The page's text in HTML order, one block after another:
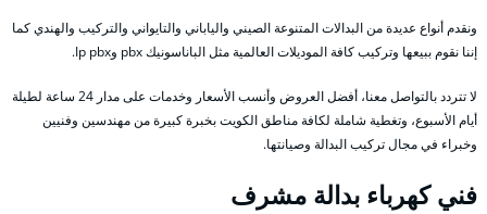
ونقدم أنواع عديدة من البدالات المتنوعة الصيني والياباني والتايواني والتركيب والهندي كما
إننا نقوم ببيعها وتركيب كافة الموديلات العالمية مثل الباناسونيك pbx وIp pbx.
لا تتردد بالتواصل معنا، أفضل العروض وأنسب الأسعار وخدمات على مدار 24 ساعة لطيلة
أيام الأسبوع، وتغطية شاملة لكافة مناطق الكويت بخبرة كبيرة من مهندسين وفنيين
وخبراء في مجال تركيب البدالة وصيانتها.
فني كهرباء بدالة مشرف